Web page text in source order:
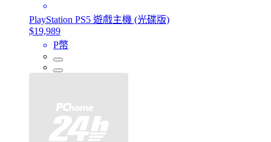
PlayStation PS5 遊戲主機 (光碟版)
$19,989
P幣